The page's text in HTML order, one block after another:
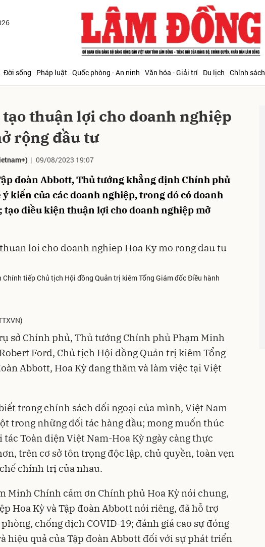
Đời sống Pháp luật Quốc phòng - An ninh Văn hóa - Giải trí Du lịch Chính sách
thuận lợi cho doanh nghiệp
rộng đầu tư
| 09/08/2023 19:07
đoàn Abbott, Thủ tướng khẳng định Chính phủ
kiến của các doanh nghiệp, trong đó có doanh
tạo điều kiện thuận lợi cho doanh nghiệp mở
tiếp Chủ tịch Hội đồng Quản trị kiêm Tổng Giám đốc Điều hành
sở Chính phủ, Thủ tướng Chính phủ Phạm Minh
Ford, Chủ tịch Hội đồng Quản trị kiêm Tổng
Abbott, Hoa Kỳ đang thăm và làm việc tại Việt
trong chính sách đối ngoại của mình, Việt Nam
trong những đối tác hàng đầu; mong muốn thúc
tác Toàn diện Việt Nam-Hoa Kỳ ngày càng thực
trên cơ sở tôn trọng độc lập, chủ quyền, toàn vẹn
chính trị của nhau.
Minh Chính cảm ơn Chính phủ Hoa Kỳ nói chung,
Hoa Kỳ và Tập đoàn Abbott nói riêng, đã hỗ trợ
chống dịch COVID-19; đánh giá cao sự đóng
hiệu quả của Tập đoàn Abbott đối với sự phát triển
Gửi bình luận